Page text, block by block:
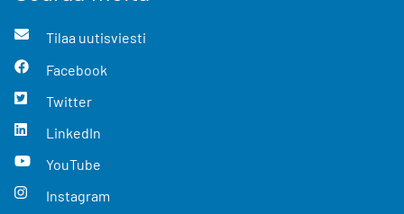
Tilaa uutisviesti
Facebook
Twitter
LinkedIn
YouTube
Instagram